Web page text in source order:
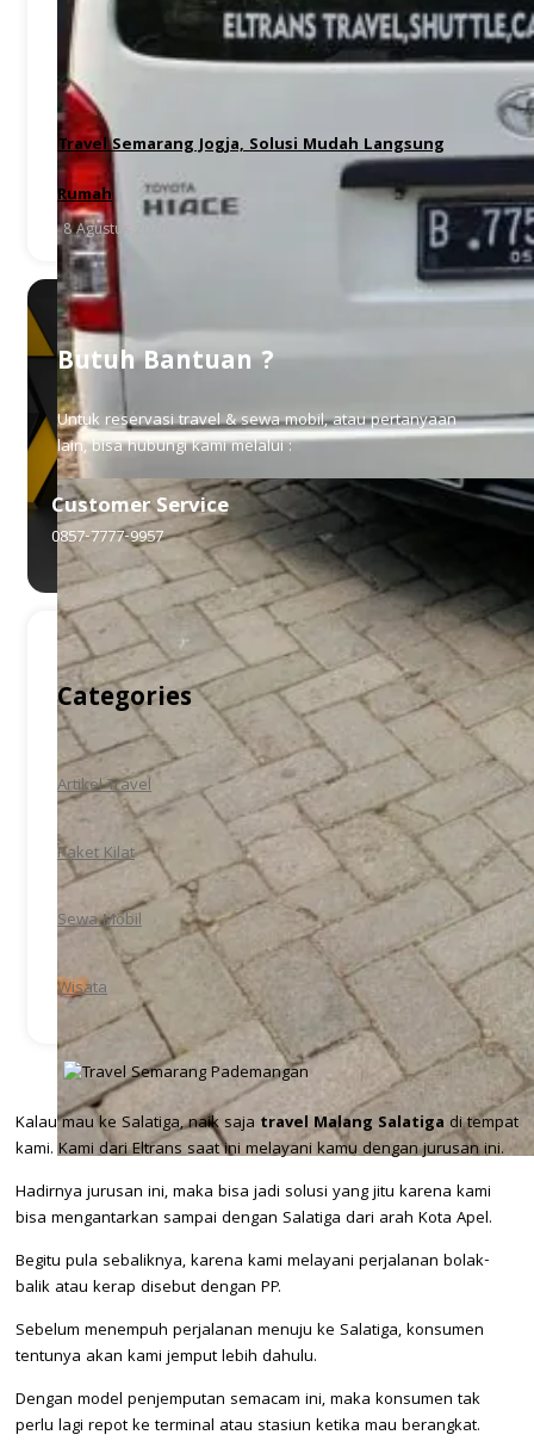
Travel Semarang Jogja, Solusi Mudah Langsung
Rumah
8 Agustus 2026
Butuh Bantuan ?
Untuk reservasi travel & sewa mobil, atau pertanyaan
lain, bisa hubungi kami melalui :
Customer Service
0857-7777-9957
Categories
Artikel Travel
Paket Kilat
Sewa Mobil
Wisata
Kalau mau ke Salatiga, naik saja travel Malang Salatiga di tempat
kami. Kami dari Eltrans saat ini melayani kamu dengan jurusan ini.
Hadirnya jurusan ini, maka bisa jadi solusi yang jitu karena kami
bisa mengantarkan sampai dengan Salatiga dari arah Kota Apel.
Begitu pula sebaliknya, karena kami melayani perjalanan bolak-
balik atau kerap disebut dengan PP.
Sebelum menempuh perjalanan menuju ke Salatiga, konsumen
tentunya akan kami jemput lebih dahulu.
Dengan model penjemputan semacam ini, maka konsumen tak
perlu lagi repot ke terminal atau stasiun ketika mau berangkat.